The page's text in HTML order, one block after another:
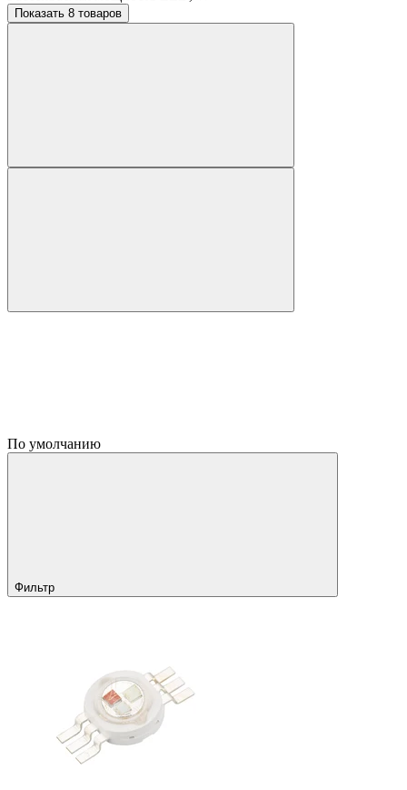
Показать 8 товаров
По умолчанию
Фильтр